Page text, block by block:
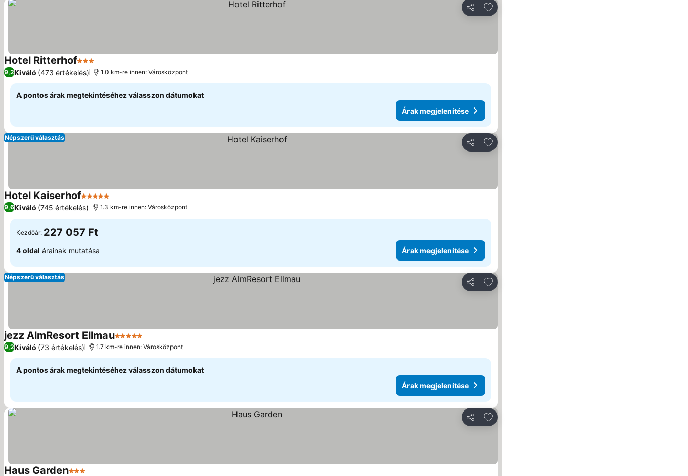
Megosztás
Hozzáadás a kedvencekhez
Hotel Ritterhof3 Kategória
9,2Kiváló (473 értékelés) 1.0 km-re innen: Városközpont
A pontos árak megtekintéséhez válasszon dátumokat
Árak megjelenítése
Megosztás
Hozzáadás a kedvencekhez
Népszerű választás
Hotel Kaiserhof5 Kategória
9,6Kiváló (745 értékelés) 1.3 km-re innen: Városközpont
Kezdőár: 227 057 Ft
4 oldal árainak mutatása Árak megjelenítése
Megosztás
Hozzáadás a kedvencekhez
Népszerű választás
jezz AlmResort Ellmau5 Kategória
9,2Kiváló (73 értékelés) 1.7 km-re innen: Városközpont
A pontos árak megtekintéséhez válasszon dátumokat
Árak megjelenítése
Megosztás
Hozzáadás a kedvencekhez
Haus Garden